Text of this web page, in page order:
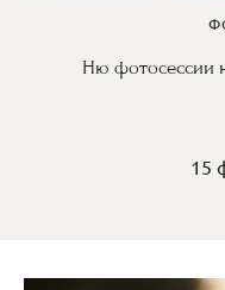
Ню фотосессии
15